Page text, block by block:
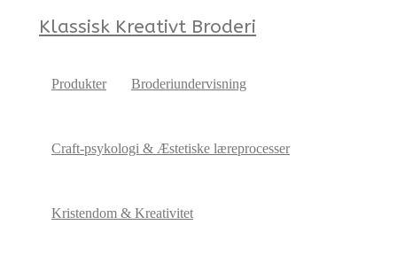
Klassisk Kreativt Broderi
Produkter Broderiundervisning
Craft-psykologi & Æstetiske læreprocesser
Kristendom & Kreativitet